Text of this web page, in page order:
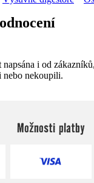
i od
nebo nekoupili.
Možnosti platby